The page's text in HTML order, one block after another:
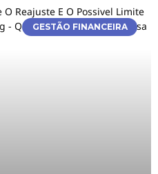
GESTÃO FINANCEIRA